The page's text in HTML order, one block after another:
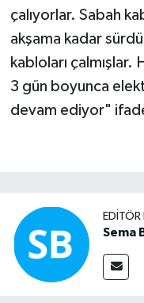
çalıyorlar. Sabah
akşama kadar
kabloları çalmışlar.
3 gün boyunca
devam ediyor"
Sema